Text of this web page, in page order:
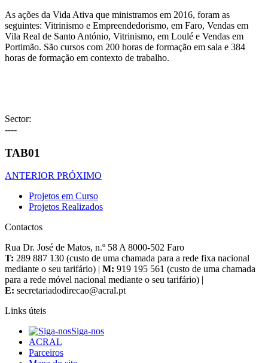
As ações da Vida Ativa que ministramos em 2016, foram as
seguintes: Vitrinismo e Empreendedorismo, em Faro, Vendas em
Vila Real de Santo António, Vitrinismo, em Loulé e Vendas em
Portimão. São cursos com 200 horas de formação em sala e 384
horas de formação em contexto de trabalho.
Sector:
----
TAB01
ANTERIOR PRÓXIMO
Projetos em Curso
Projetos Realizados
Contactos
Rua Dr. José de Matos, n.º 58 A 8000-502 Faro
T: 289 887 130 (custo de uma chamada para a rede fixa nacional
mediante o seu tarifário) | M: 919 195 561 (custo de uma chamada
para a rede móvel nacional mediante o seu tarifário) |
E:
Links úteis
Siga-nos
ACRAL
Parceiros